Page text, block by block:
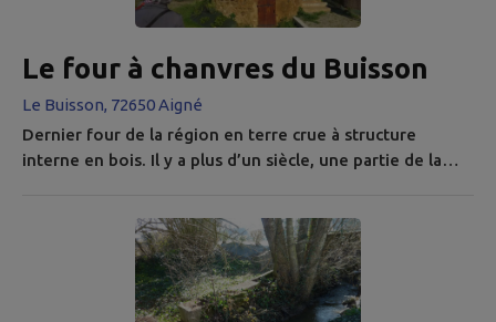
Le four à chanvres du Buisson
Le Buisson, 72650 Aigné
Dernier four de la région en terre crue à structure
interne en bois. Il y a plus d’un siècle, une partie de la
chanvre pour le dessécher avant de le broyer. La filasse
ainsi obtenue était destinée à la fabrication des toiles,
des bâches mais aussi des cordages. Parfois carrés, mais